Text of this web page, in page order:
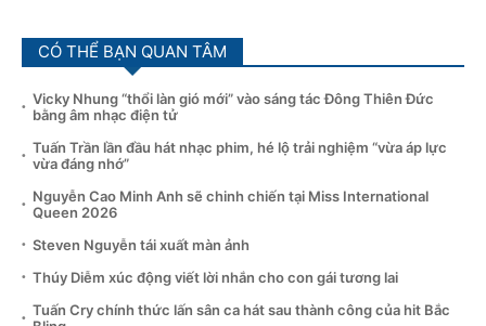
CÓ THỂ BẠN QUAN TÂM
Vicky Nhung “thổi làn gió mới” vào sáng tác Đông Thiên Đức
bằng âm nhạc điện tử
Tuấn Trần lần đầu hát nhạc phim, hé lộ trải nghiệm “vừa áp lực
vừa đáng nhớ”
Nguyễn Cao Minh Anh sẽ chinh chiến tại Miss International
Queen 2026
Steven Nguyễn tái xuất màn ảnh
Thúy Diễm xúc động viết lời nhắn cho con gái tương lai
Tuấn Cry chính thức lấn sân ca hát sau thành công của hit Bắc